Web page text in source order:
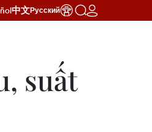
中文Русский
suất